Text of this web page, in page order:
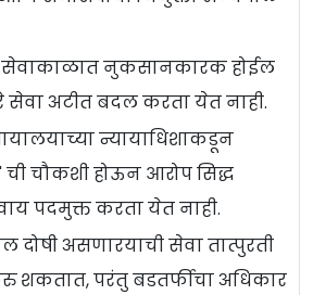
सेवाकाळात नुकसानकारक होईल
सेवा अटीत बदल करता येत नाही.
न्यायाधिशाकडून
ची चौकशी होऊन आरोप सिद्ध
पदमुक्त करता येत नाही.
दोषी असणारयाची सेवा तात्पुरती
शकतात, परंतु बडतर्फीचा अधिकार